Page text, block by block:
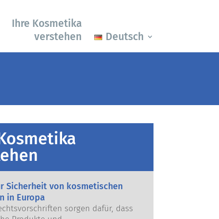
Ihre Kosmetika
verstehen
Deutsch
Sicherheit von kosmetischen
in Europa
sorgen dafür, dass